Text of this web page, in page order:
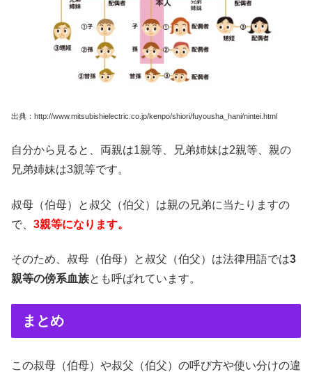
出典：http://www.mitsubishielectric.co.jp/kenpo/shiori/fuyousha_hani/nintei.html
自分から見ると、両親は1親等、兄弟姉妹は2親等、親の
兄弟姉妹は3親等です。
叔母（伯母）と叔父（伯父）は親の兄弟に当たりますの
で、 3親等になります。
そのため、叔母（伯母）と叔父（伯父）は法律用語では3
親等の傍系血族とも呼ばれています。
まとめ
この叔母（伯母）や叔父（伯父）の呼び方や使い分けの違